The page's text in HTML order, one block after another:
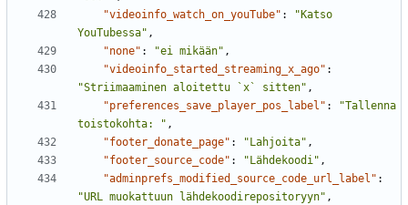
"videoinfo_watch_on_youTube" :
"Katso
YouTubessa" ,
"none" : "ei mikään" ,
"videoinfo_started_streaming_x_ago" :
"Striimaaminen aloitettu `x` sitten" ,
"preferences_save_player_pos_label" :
"Tallenna
toistokohta: " ,
"footer_donate_page" : "Lahjoita" ,
"footer_source_code" : "Lähdekoodi" ,
"adminprefs_modified_source_code_url_label" :
"URL muokattuun lähdekoodirepositoryyn" ,